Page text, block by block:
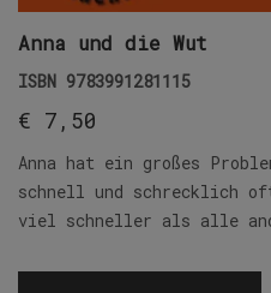
Anna und die Wut
ISBN 9783991281115
€ 7,50
Anna hat ein großes
schnell und schrecklich
viel schneller als alle